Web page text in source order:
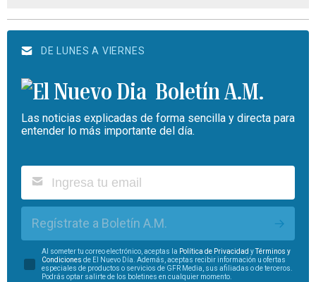
DE LUNES A VIERNES
Boletín A.M.
Las noticias explicadas de forma sencilla y directa para
entender lo más importante del día.
Regístrate a Boletín A.M.
Al someter tu correo electrónico, aceptas la Política de Privacidad y
Términos y
Condiciones de El Nuevo Día. Además, aceptas recibir información u ofertas
especiales de productos o servicios de GFR Media, sus afiliadas o de terceros.
Podrás optar salirte de los boletines en cualquier momento.